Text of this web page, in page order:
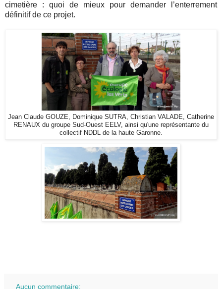
cimetière : quoi de mieux pour demander l’enterrement
définitif de ce projet.
Jean Claude GOUZE, Dominique SUTRA, Christian VALADE, Catherine
RENAUX du groupe Sud-Ouest EELV, ainsi qu'une représentante du
collectif NDDL de la haute Garonne.
Aucun commentaire: